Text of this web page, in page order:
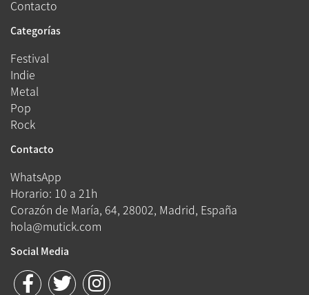
Contacto
Categorías
Festival
Indie
Metal
Pop
Rock
Contacto
WhatsApp
Horario: 10 a 21h
Corazón de María, 64, 28002, Madrid, España
hola@mutick.com
Social Media